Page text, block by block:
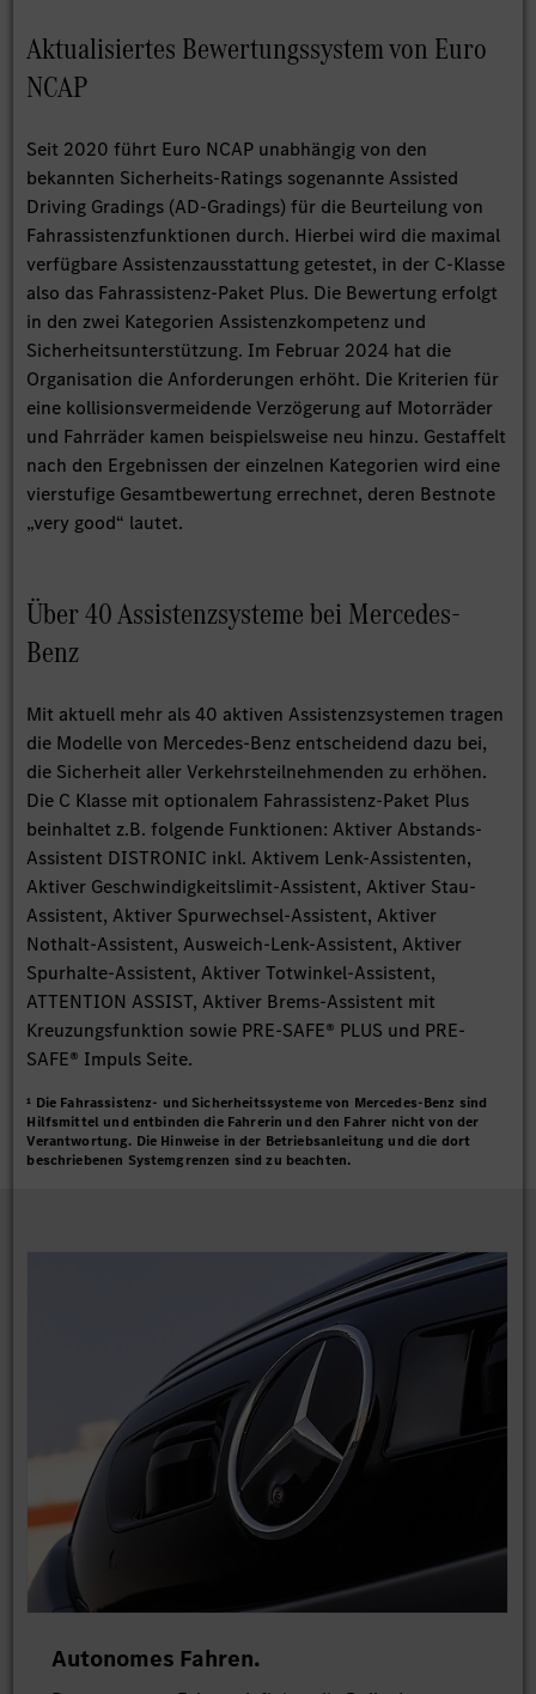
Aktualisiertes Bewertungssystem von Euro
NCAP
Seit 2020 führt Euro NCAP unabhängig von den
bekannten Sicherheits-Ratings sogenannte Assisted
Driving Gradings (AD-Gradings) für die Beurteilung von
Fahrassistenzfunktionen durch. Hierbei wird die maximal
verfügbare Assistenzausstattung getestet, in der C-Klasse
also das Fahrassistenz-Paket Plus. Die Bewertung erfolgt
in den zwei Kategorien Assistenzkompetenz und
Sicherheitsunterstützung. Im Februar 2024 hat die
Organisation die Anforderungen erhöht. Die Kriterien für
eine kollisionsvermeidende Verzögerung auf Motorräder
und Fahrräder kamen beispielsweise neu hinzu. Gestaffelt
nach den Ergebnissen der einzelnen Kategorien wird eine
vierstufige Gesamtbewertung errechnet, deren Bestnote
„very good“ lautet.
Über 40 Assistenzsysteme bei Mercedes-
Benz
Mit aktuell mehr als 40 aktiven Assistenzsystemen tragen
die Modelle von Mercedes-Benz entscheidend dazu bei,
die Sicherheit aller Verkehrsteilnehmenden zu erhöhen.
Die C Klasse mit optionalem Fahrassistenz-Paket Plus
beinhaltet z.B. folgende Funktionen: Aktiver Abstands-
Assistent DISTRONIC inkl. Aktivem Lenk-Assistenten,
Aktiver Geschwindigkeitslimit-Assistent, Aktiver Stau-
Assistent, Aktiver Spurwechsel-Assistent, Aktiver
Nothalt-Assistent, Ausweich-Lenk-Assistent, Aktiver
Spurhalte-Assistent, Aktiver Totwinkel-Assistent,
ATTENTION ASSIST, Aktiver Brems-Assistent mit
Kreuzungsfunktion sowie PRE-SAFE® PLUS und PRE-
SAFE® Impuls Seite.
¹ Die Fahrassistenz- und Sicherheitssysteme von Mercedes-Benz sind
Hilfsmittel und entbinden die Fahrerin und den Fahrer nicht von der
Verantwortung. Die Hinweise in der Betriebsanleitung und die dort
beschriebenen Systemgrenzen sind zu beachten.
Autonomes Fahren.